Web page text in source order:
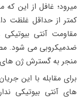
میرود؛ غافل از این که
کمتر از حداقل غلظت
مقاومت آنتی
ضدمیکروبی می شود.
منجر به گسترش ژن
برای مقابله با این
های آنتی بیوتیکی